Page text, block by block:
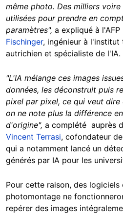
même photo. Des milliers
utilisées pour prendre en
paramètres", a expliqué à l'AFP
Fischinger, ingénieur à l'institut
autrichien et spécialiste de l'IA.
"L'IA mélange ces images
données, les déconstruit puis
pixel par pixel, ce qui veut dire
on ne note plus la différence
d'origine", a complété auprès
Vincent Terrasi, cofondateur
qui a notamment lancé un
générés par IA pour les
Pour cette raison, des
photomontage ne
repérer des images